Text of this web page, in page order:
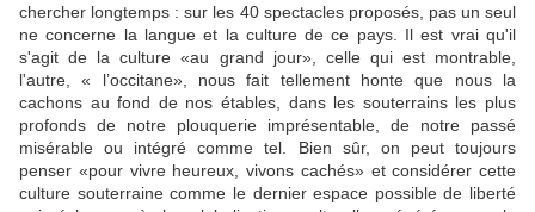
chercher longtemps : sur les 40 spectacles proposés, pas un seul
ne concerne la langue et la culture de ce pays. Il est vrai qu'il
s'agit de la culture «au grand jour», celle qui est montrable,
l'autre, « l’occitane», nous fait tellement honte que nous la
cachons au fond de nos étables, dans les souterrains les plus
profonds de notre plouquerie imprésentable, de notre passé
misérable ou intégré comme tel. Bien sûr, on peut toujours
penser «pour vivre heureux, vivons cachés» et considérer cette
culture souterraine comme le dernier espace possible de liberté